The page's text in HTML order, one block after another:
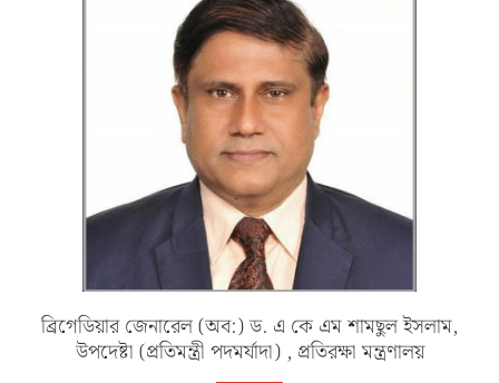
ব্রিগেডিয়ার জেনারেল (অব:) ড. এ কে এম শামছুল ইসলাম,
উপদেষ্টা (প্রতিমন্ত্রী পদমর্যাদা) , প্রতিরক্ষা মন্ত্রণালয়